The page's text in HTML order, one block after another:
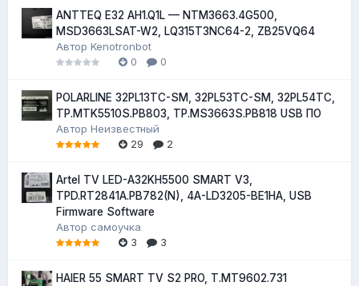
ANTTEQ E32 AH1.Q1L — NTM3663.4G500,
MSD3663LSAT-W2, LQ315T3NC64-2, ZB25VQ64
Автор Kenotronbot
0
0
POLARLINE 32PL13TC-SM, 32PL53TC-SM, 32PL54TC,
TP.MTK5510S.PB803, TP.MS3663S.PB818 USB ПО
Автор Неизвестный
29
2
Artel TV LED-A32KH5500 SMART V3,
TPD.RT2841A.PB782(N), 4A-LD3205-BE1HA, USB
Firmware Software
Автор самоучка
3
3
HAIER 55 SMART TV S2 PRO, T.MT9602.731